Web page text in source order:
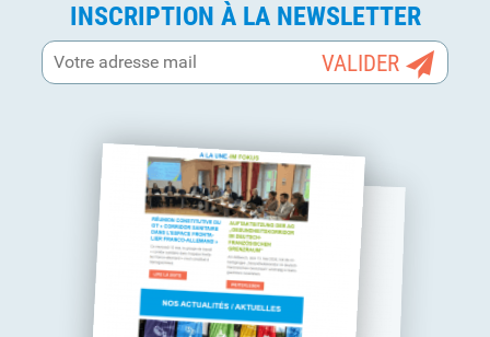
INSCRIPTION À LA NEWSLETTER